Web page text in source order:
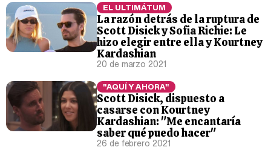
EL ULTIMÁTUM
La razón detrás de la ruptura de
Scott Disick y Sofia Richie: Le
hizo elegir entre ella y Kourtney
Kardashian
20 de marzo 2021
"AQUÍ Y AHORA"
Scott Disick, dispuesto a
casarse con Kourtney
Kardashian: "Me encantaría
saber qué puedo hacer"
26 de febrero 2021